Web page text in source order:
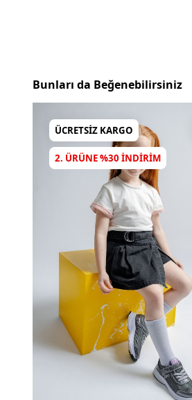
Bunları da Beğenebilirsiniz
ÜCRETSIZ KARGO
2. ÜRÜNE %30 INDIRIM